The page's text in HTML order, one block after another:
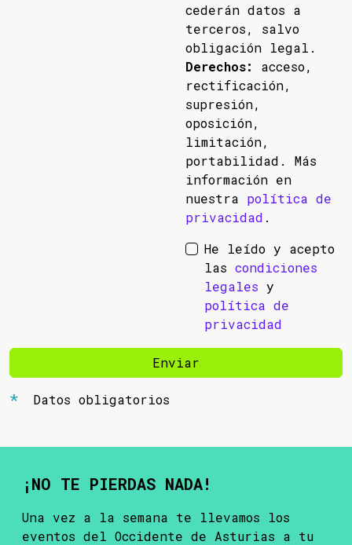
cederán datos a
terceros, salvo
obligación legal.
Derechos:
acceso,
rectificación,
supresión,
oposición,
limitación,
portabilidad. Más
información en
nuestra política de
privacidad .
He leído y acepto
las condiciones
legales y
política de
privacidad
Enviar
Datos obligatorios
¡NO TE PIERDAS NADA!
Una vez a la semana te llevamos los
eventos del Occidente de Asturias a tu